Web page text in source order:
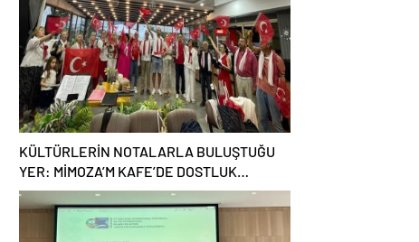
KÜLTÜRLERİN NOTALARLA BULUŞTUĞU
YER: MİMOZA’M KAFE’DE DOSTLUK
RÜZGARI!